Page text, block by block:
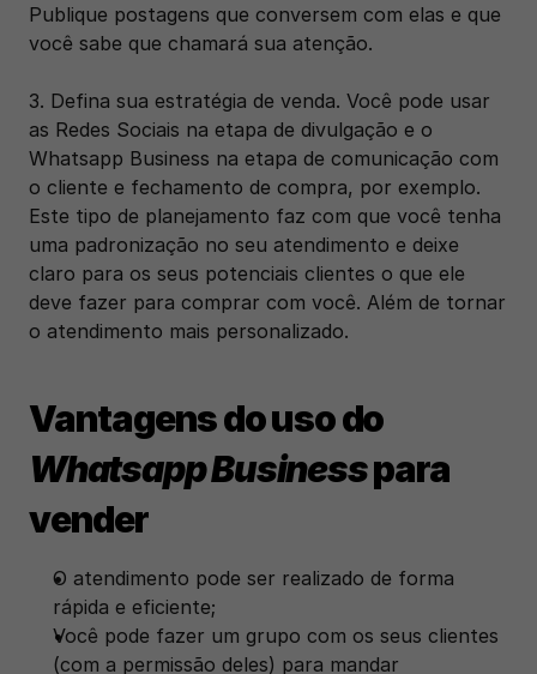
Publique postagens que conversem com elas e que
você sabe que chamará sua atenção.
3. Defina sua estratégia de venda. Você pode usar
as Redes Sociais na etapa de divulgação e o
Whatsapp Business na etapa de comunicação com
o cliente e fechamento de compra, por exemplo.
Este tipo de planejamento faz com que você tenha
uma padronização no seu atendimento e deixe
claro para os seus potenciais clientes o que ele
deve fazer para comprar com você. Além de tornar
o atendimento mais personalizado.
Whatsapp Business para
vender
O atendimento pode ser realizado de forma
rápida e eficiente;
Você pode fazer um grupo com os seus clientes
(com a permissão deles) para mandar